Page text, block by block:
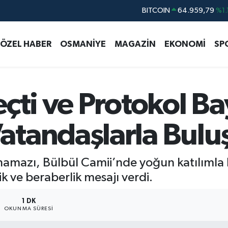
DOLAR 47,7436
STERLİN 64,4811
BITCOIN 64.959,79
ÖZEL HABER OSMANİYE MAGAZİN EKONOMİ
ve Protokol
Bülbül Camii’nde yoğun katılımla
ve beraberlik mesajı verdi.
1 DK
OKUNMA SÜRESI